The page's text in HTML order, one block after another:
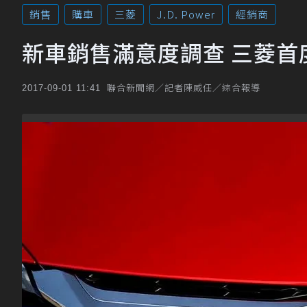
銷售 購車 三菱 J.D. Power 經銷商
新車銷售滿意度調查 三菱首
2017-09-01 11:41 聯合新聞網／記者陳威任／綜合報導